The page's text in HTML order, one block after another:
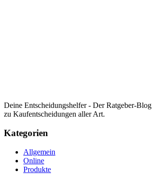
Deine Entscheidungshelfer - Der Ratgeber-
zu Kaufentscheidungen aller Art.
Kategorien
Allgemein
Online
Produkte